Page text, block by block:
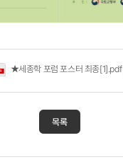
★세종학 포럼 포스터 최종[1].pdf
목록